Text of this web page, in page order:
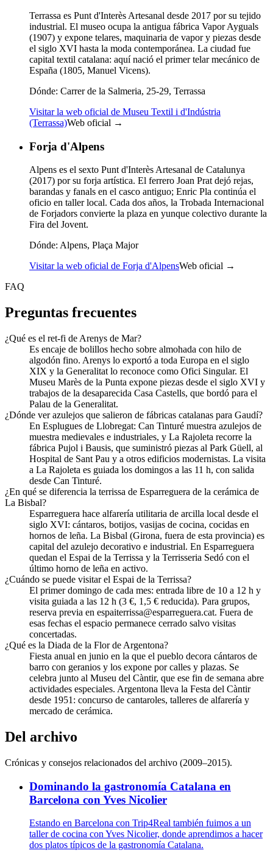
Terrassa es Punt d'Interès Artesanal desde 2017 por su tejido
industrial. El museo ocupa la antigua fábrica Vapor Ayguals
(1907) y expone telares, maquinaria de vapor y piezas desde
el siglo XVI hasta la moda contemporánea. La ciudad fue
capital textil catalana: aquí nació el primer telar mecánico de
España (1805, Manuel Vicens).
Dónde: Carrer de la Salmeria, 25-29, Terrassa
Visitar la web oficial de Museu Textil i d'Indústria
(Terrassa)Web oficial →
Forja d'Alpens
Alpens es el sexto Punt d'Interès Artesanal de Catalunya
(2017) por su forja artística. El ferrero Joan Prat dejó rejas,
barandas y fanals en el casco antiguo; Enric Pla continúa el
oficio en taller local. Cada dos años, la Trobada Internacional
de Forjadors convierte la plaza en yunque colectivo durante la
Fira del Jovent.
Dónde: Alpens, Plaça Major
Visitar la web oficial de Forja d'AlpensWeb oficial →
FAQ
Preguntas frecuentes
¿Qué es el ret-fi de Arenys de Mar?
Es encaje de bolillos hecho sobre almohada con hilo de
algodón fino. Arenys lo exportó a toda Europa en el siglo
XIX y la Generalitat lo reconoce como Ofici Singular. El
Museu Marès de la Punta expone piezas desde el siglo XVI y
trabajos de la desaparecida Casa Castells, que bordó para el
Palau de la Generalitat.
¿Dónde ver azulejos que salieron de fábricas catalanas para Gaudí?
En Esplugues de Llobregat: Can Tinturé muestra azulejos de
muestra medievales e industriales, y La Rajoleta recorre la
fábrica Pujol i Bausis, que suministró piezas al Park Güell, al
Hospital de Sant Pau y a otros edificios modernistas. La visita
a La Rajoleta es guiada los domingos a las 11 h, con salida
desde Can Tinturé.
¿En qué se diferencia la terrissa de Esparreguera de la cerámica de
La Bisbal?
Esparreguera hace alfarería utilitaria de arcilla local desde el
siglo XVI: cántaros, botijos, vasijas de cocina, cocidas en
hornos de leña. La Bisbal (Girona, fuera de esta provincia) es
capital del azulejo decorativo e industrial. En Esparreguera
quedan el Espai de la Terrissa y la Terrisseria Sedó con el
último horno de leña en activo.
¿Cuándo se puede visitar el Espai de la Terrissa?
El primer domingo de cada mes: entrada libre de 10 a 12 h y
visita guiada a las 12 h (3 €, 1,5 € reducida). Para grupos,
reserva previa en espaiterrissa@esparreguera.cat. Fuera de
esas fechas el espacio permanece cerrado salvo visitas
concertadas.
¿Qué es la Diada de la Flor de Argentona?
Fiesta anual en junio en la que el pueblo decora cántaros de
barro con geranios y los expone por calles y plazas. Se
celebra junto al Museu del Càntir, que ese fin de semana abre
actividades especiales. Argentona lleva la Festa del Càntir
desde 1951: concurso de cantaroles, talleres de alfarería y
mercado de cerámica.
Del archivo
Crónicas y consejos relacionados del archivo (2009–2015).
Dominando la gastronomía Catalana en
Barcelona con Yves Nicolier
Estando en Barcelona con Trip4Real también fuimos a un
taller de cocina con Yves Nicolier, donde aprendimos a hacer
dos platos típicos de la gastronomía Catalana.